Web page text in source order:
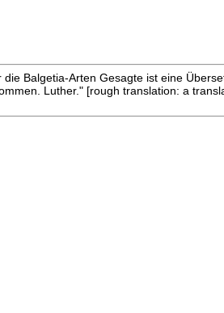
Balgetia-Arten Gesagte ist eine
Luther." [rough translation: a